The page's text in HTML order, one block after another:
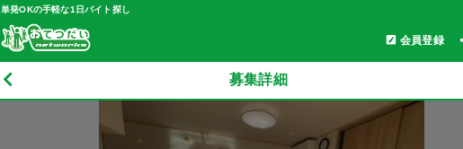
単発OKの手軽な1日バイト探し
会員登録
募集詳細